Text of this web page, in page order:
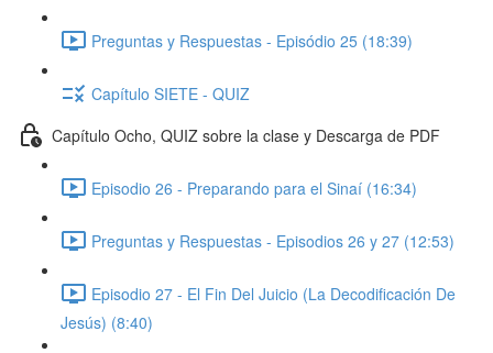
Preguntas y Respuestas - Episódio 25 (18:39)
Capítulo SIETE - QUIZ
Capítulo Ocho, QUIZ sobre la clase y Descarga de PDF
Episodio 26 - Preparando para el Sinaí (16:34)
Preguntas y Respuestas - Episodios 26 y 27 (12:53)
Episodio 27 - El Fin Del Juicio (La Decodificación De
Jesús) (8:40)